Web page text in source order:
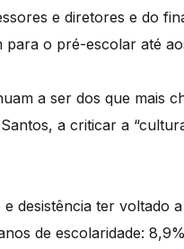
e diretores e do
para o pré-escolar até
a ser dos que mais
a criticar a
desistência ter voltado
de escolaridade: